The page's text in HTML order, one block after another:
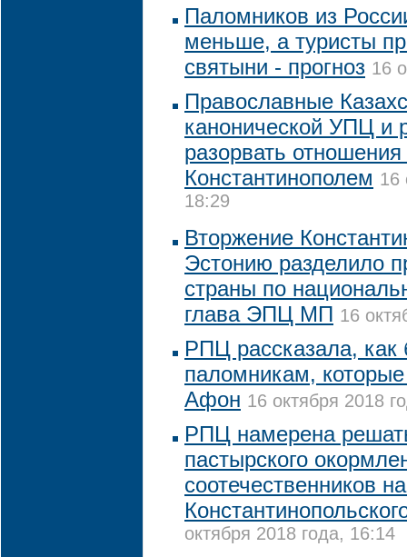
Паломников из
меньше, а туристы
святыни - прогноз 16
Православные
канонической УПЦ и
разорвать отношения
Константинополем 16
18:29
Вторжение
Эстонию разделило
страны по
глава ЭПЦ МП 16
РПЦ рассказала, как
паломникам,
Афон 16 октября 2018
РПЦ намерена
пастырского
соотечественников
октября 2018 года, 16:14